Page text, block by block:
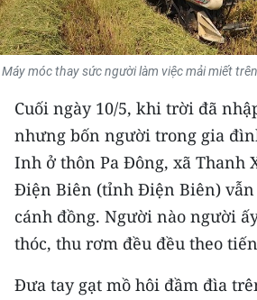
MÔI TRƯỜNG
BẠN ĐỌC
KIỂM CHỨNG THÔNG TIN
TRI THỨC CHUYÊN SÂU
54 DÂN TỘC VIỆT NAM
CHƯƠNG TRÌNH OCOP - MỖI XÃ
Máy móc thay sức người làm việc mải miết
Cuối ngày 10/5, khi trời đã
nhưng bốn người trong gia
Inh ở thôn Pa Đông, xã Thanh
Điện Biên (tỉnh Điện Biên)
cánh đồng. Người nào người
thóc, thu rơm đều đều theo
Đưa tay gạt mồ hôi đầm đìa